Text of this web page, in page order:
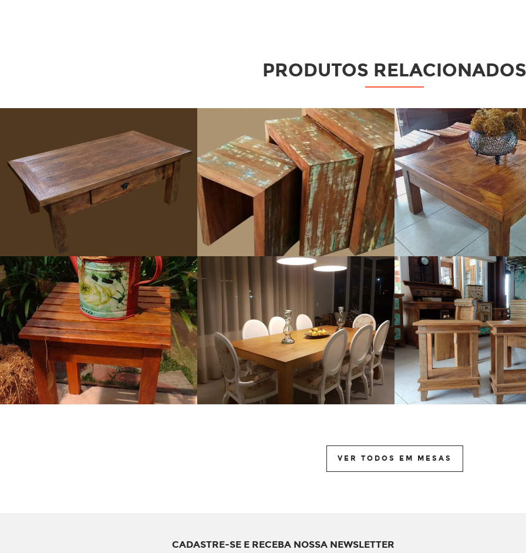
PRODUTOS RELACIONADOS
VER TODOS EM MESAS
CADASTRE-SE E RECEBA NOSSA NEWSLETTER